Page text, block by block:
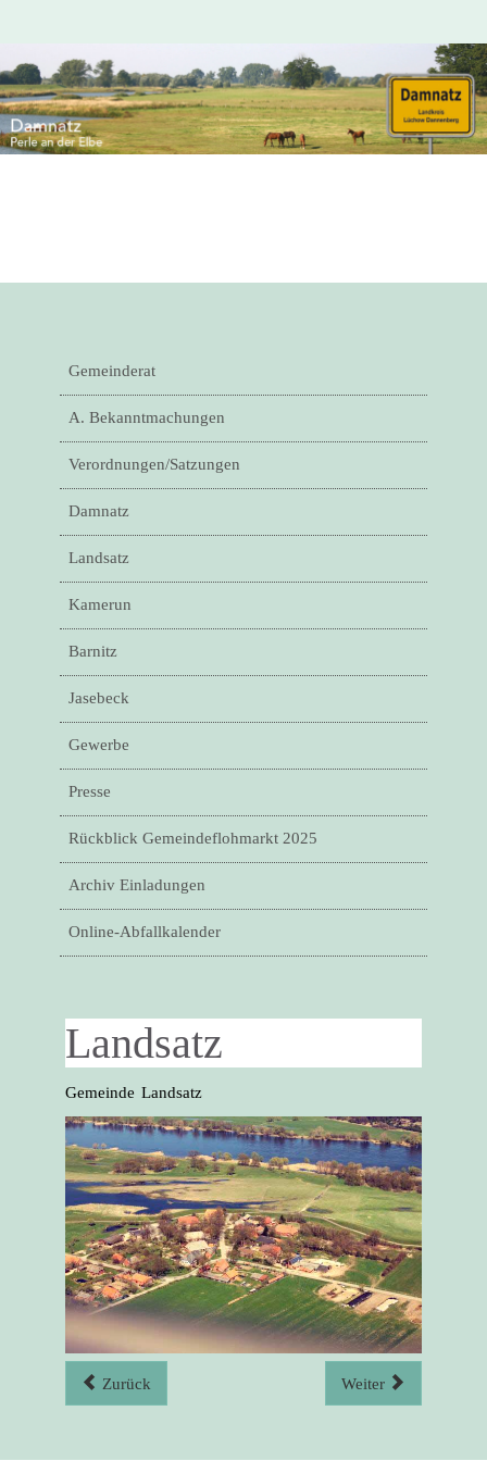
Gemeinderat
A. Bekanntmachungen
Verordnungen/Satzungen
Damnatz
Landsatz
Kamerun
Barnitz
Jasebeck
Gewerbe
Presse
Rückblick Gemeindeflohmarkt 2025
Archiv Einladungen
Online-Abfallkalender
Landsatz
Gemeinde Landsatz
Zurück Weiter